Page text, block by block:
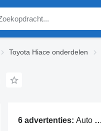
Toyota Hiace onderdelen
6 advertenties: Auto Toyota Hiace onderdelen